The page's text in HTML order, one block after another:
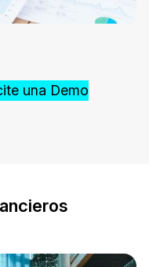
una Demo